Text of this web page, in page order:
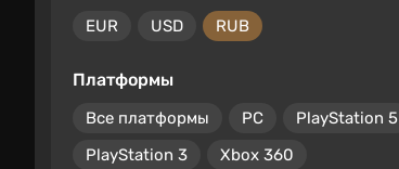
EUR USD RUB
Платформы
Все платформы PC PlayStation 5
PlayStation 3
Xbox 360